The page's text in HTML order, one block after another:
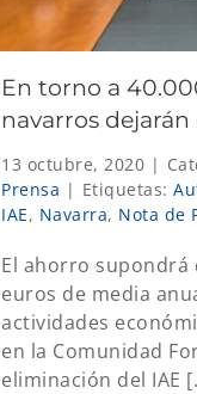
En torno a
navarros
13 octubre, 2020 |
Prensa | Etiquetas:
IAE, Navarra, Nota de
El ahorro supondrá
euros de media
actividades
en la Comunidad
eliminación del IAE